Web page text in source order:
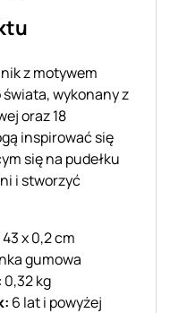
z motywem
wykonany z
oraz 18
inspirować się
się na pudełku
i stworzyć
x 0,2 cm
gumowa
0,32 kg
6 lat i powyżej